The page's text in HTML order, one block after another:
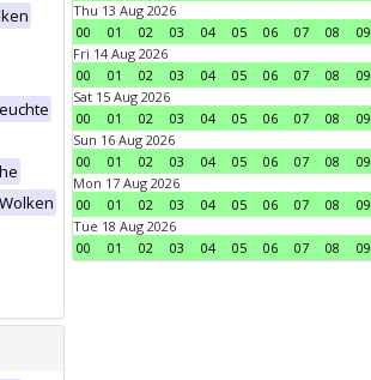
Thu 13 Aug 2026
00
01 02 03 04 05 06 07 08 09
Fri 14 Aug 2026
00
01 02 03 04 05 06 07 08 09
Sat 15 Aug 2026
00
01 02 03 04 05 06 07 08 09
Sun 16 Aug 2026
00
01 02 03 04 05 06 07 08 09
Mon 17 Aug 2026
00
01 02 03 04 05 06 07 08 09
Tue 18 Aug 2026
00
01 02 03 04 05 06 07 08 09